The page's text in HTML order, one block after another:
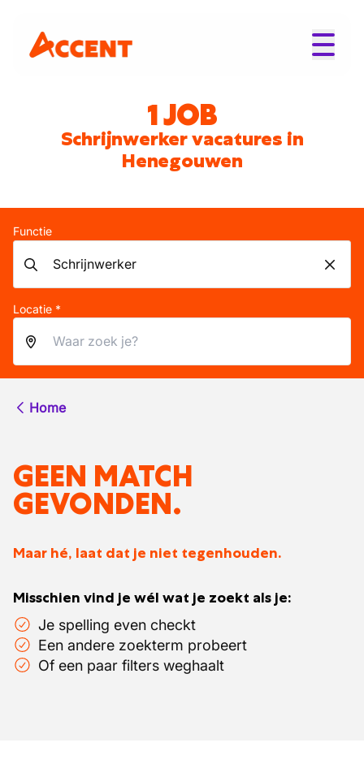
1 JOB
Schrijnwerker vacatures in
Henegouwen
Functie
Locatie *
Home
GEEN MATCH
GEVONDEN.
Maar hé, laat dat je niet tegenhouden.
Misschien vind je wél wat je zoekt als je:
Je spelling even checkt
Een andere zoekterm probeert
Of een paar filters weghaalt